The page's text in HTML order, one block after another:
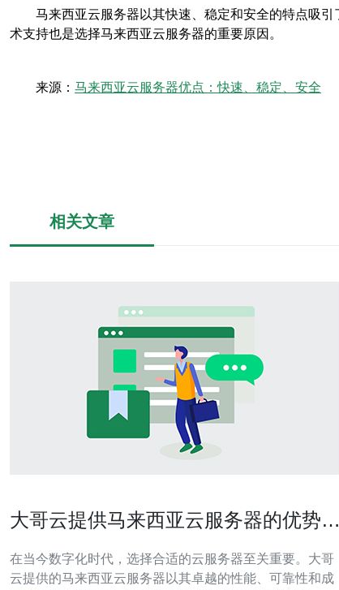
马来西亚云服务器以其快速、稳定和安全的特点吸
术支持也是选择马来西亚云服务器的重要原因。
来源： 马来西亚云服务器优点：快速、稳定、安全
相关文章
大哥云提供马来西亚云服务器的优势与
在当今数字化时代，选择合适的云服务器至关重要。大哥
云提供的马来西亚云服务器以其卓越的性能、可靠性和成